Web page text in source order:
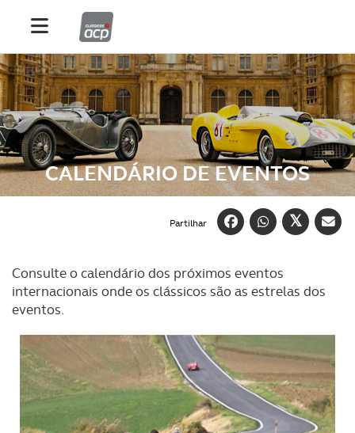
CALENDÁRIO DE EVENTOS
Partilhar
Consulte o calendário dos próximos eventos
internacionais onde os clássicos são as estrelas dos
eventos.